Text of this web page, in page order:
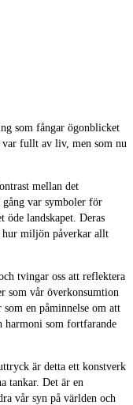
som fångar ögonblicket
var fullt av liv, men som nu
mellan det
gång var symboler för
öde landskapet. Deras
hur miljön påverkar allt
tvingar oss att reflektera
som vår överkonsumtion
en påminnelse om att
harmoni som fortfarande
är detta ett konstverk
tankar. Det är en
vår syn på världen och